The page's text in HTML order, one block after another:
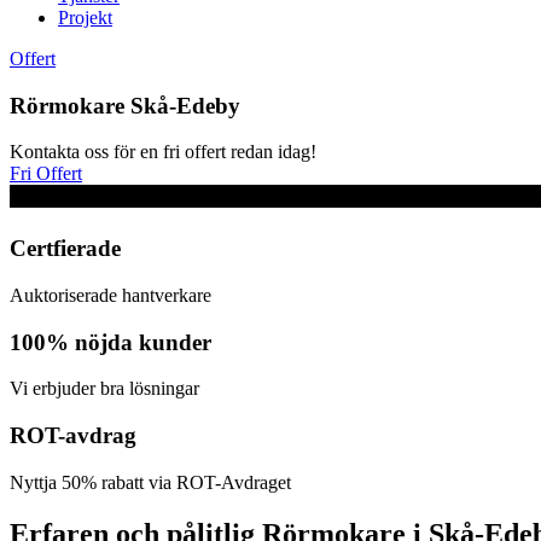
Projekt
Offert
Rörmokare Skå-Edeby
Kontakta oss för en fri offert redan idag!
Fri Offert
Certfierade
Auktoriserade hantverkare
100% nöjda kunder
Vi erbjuder bra lösningar
ROT-avdrag
Nyttja 50% rabatt via ROT-Avdraget
Erfaren och pålitlig Rörmokare i Skå-